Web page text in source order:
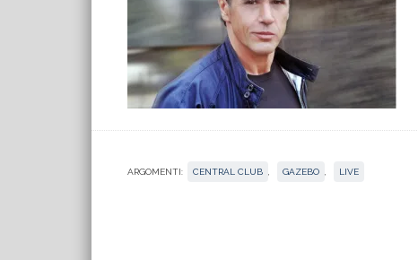
ARGOMENTI: CENTRAL CLUB GAZEBO LIVE